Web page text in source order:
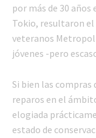
por más de 30
Tokio, resultaron
veteranos
jóvenes -pero
Si bien las
reparos en el
elogiada
estado de